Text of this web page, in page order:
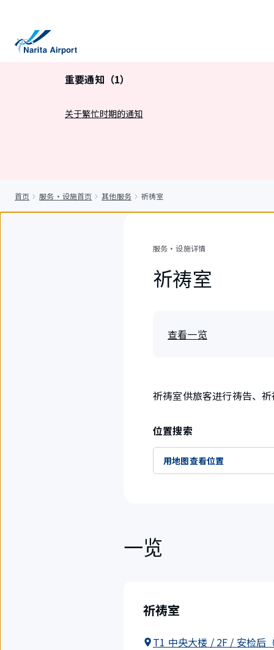
重要通知（1）
关于繁忙时期的通知
首页 服务・设施首页 其他服务 祈祷室
服务・设施详情
祈祷室
查看一览
祈祷室供旅客进行祷告、
位置搜索
用地图查看位置
一览
祈祷室
T1 中央大楼 / 2F / 安检后